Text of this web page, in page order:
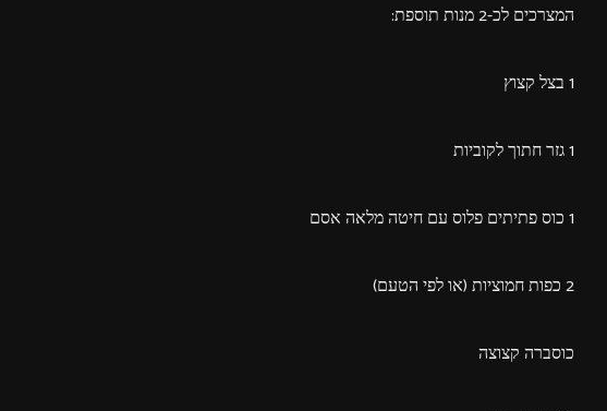
המצרכים לכ-2 מנות תוספת:
1 בצל קצוץ
1 גזר חתוך לקוביות
1 כוס פתיתים פלוס עם חיטה מלאה אסם
2 כפות חמוציות (או לפי הטעם)
כוסברה קצוצה